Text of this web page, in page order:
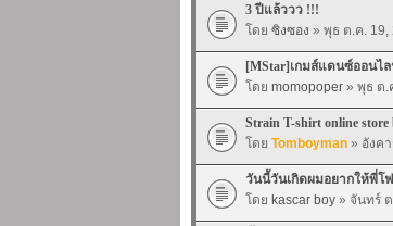
3 ปีแล้ววว !!!
โดย ซิงซอง » พุธ ต.ค. 19,
[MStar]เกมส์แดนซ์ออน
โดย momopoper » พุธ ต.
Strain T-shirt online
โดย Tomboyman » อังค
วันนี้วันเกิดผมอยากให้พี่โ
โดย kascar boy » จันทร์